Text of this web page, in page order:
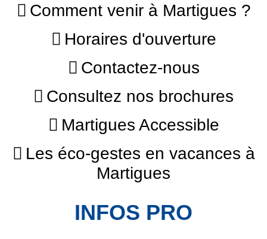
Comment venir à Martigues ?
Horaires d'ouverture
Contactez-nous
Consultez nos brochures
Martigues Accessible
Les éco-gestes en vacances à
Martigues
INFOS PRO